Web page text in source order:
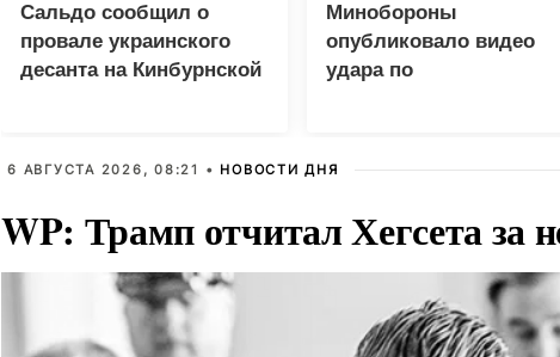
Сальдо сообщил о
провале украинского
десанта на Кинбурнской
Минобороны
опубликовало видео
удара по
6 АВГУСТА 2026, 08:21 • НОВОСТИ ДНЯ
WP: Трамп отчитал Хегсета за